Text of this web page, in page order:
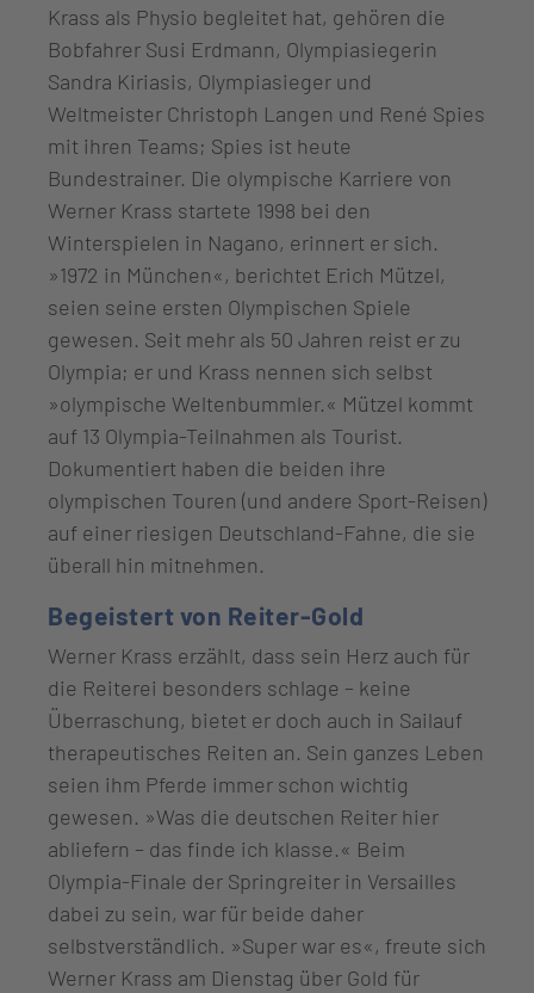
Krass als Physio begleitet hat, gehören die
Bobfahrer Susi Erdmann, Olympiasiegerin
Sandra Kiriasis, Olympiasieger und
Weltmeister Christoph Langen und René Spies
mit ihren Teams; Spies ist heute
Bundestrainer. Die olympische Karriere von
Werner Krass startete 1998 bei den
Winterspielen in Nagano, erinnert er sich.
»1972 in München«, berichtet Erich Mützel,
seien seine ersten Olympischen Spiele
gewesen. Seit mehr als 50 Jahren reist er zu
Olympia; er und Krass nennen sich selbst
»olympische Weltenbummler.« Mützel kommt
auf 13 Olympia-Teilnahmen als Tourist.
Dokumentiert haben die beiden ihre
olympischen Touren (und andere Sport-Reisen)
auf einer riesigen Deutschland-Fahne, die sie
überall hin mitnehmen.
Begeistert von Reiter-Gold
Werner Krass erzählt, dass sein Herz auch für
die Reiterei besonders schlage – keine
Überraschung, bietet er doch auch in Sailauf
therapeutisches Reiten an. Sein ganzes Leben
seien ihm Pferde immer schon wichtig
gewesen. »Was die deutschen Reiter hier
abliefern – das finde ich klasse.« Beim
Olympia-Finale der Springreiter in Versailles
dabei zu sein, war für beide daher
selbstverständlich. »Super war es«, freute sich
Werner Krass am Dienstag über Gold für